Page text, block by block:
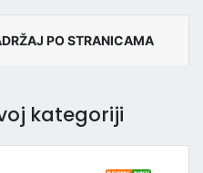
PO STRANICAMA
kategoriji